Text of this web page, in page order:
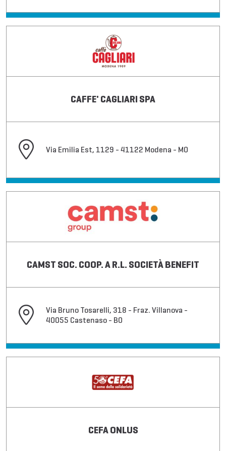
CAFFE' CAGLIARI SPA
Via Emilia Est, 1129 - 41122 Modena - MO
CAMST SOC. COOP. A R.L. SOCIETÀ BENEFIT
Via Bruno Tosarelli, 318 - Fraz. Villanova -
40055 Castenaso - BO
CEFA ONLUS